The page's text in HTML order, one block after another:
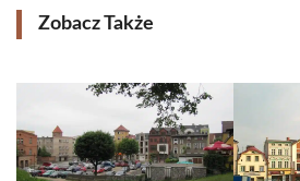
Zobacz Także